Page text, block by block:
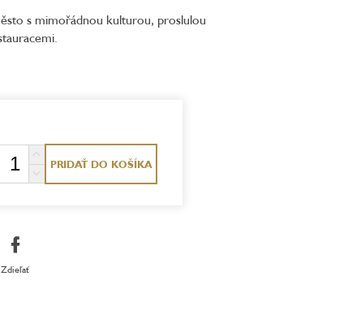
s mimořádnou kulturou, proslulou
PRIDAŤ DO KOŠÍKA
Zdieľať